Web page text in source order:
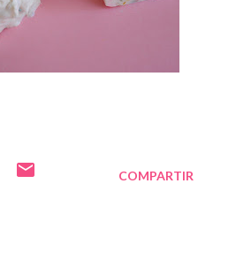
COMPARTIR